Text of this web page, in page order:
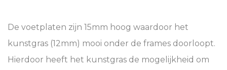
De voetplaten zijn 15mm hoog waardoor het
kunstgras (12mm) mooi onder de frames doorloopt.
Hierdoor heeft het kunstgras de mogelijkheid om